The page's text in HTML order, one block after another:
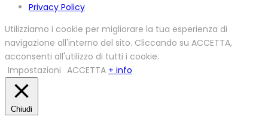
Privacy Policy
Utilizziamo i cookie per migliorare la tua esperienza di
navigazione all'interno del sito. Cliccando su ACCETTA,
acconsenti all'utilizzo di tutti i cookie.
Impostazioni ACCETTA + info
Chiudi